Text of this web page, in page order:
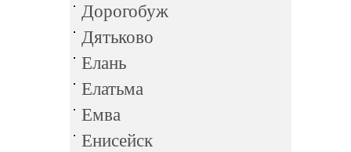
Дорогобуж
Дятьково
Елань
Елатьма
Емва
Енисейск